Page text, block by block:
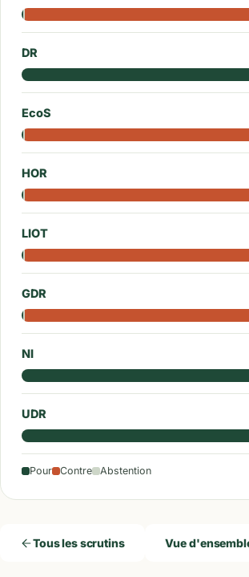
DR
EcoS
HOR
LIOT
GDR
NI
UDR
Pour Contre Abstention
Tous les scrutins Vue